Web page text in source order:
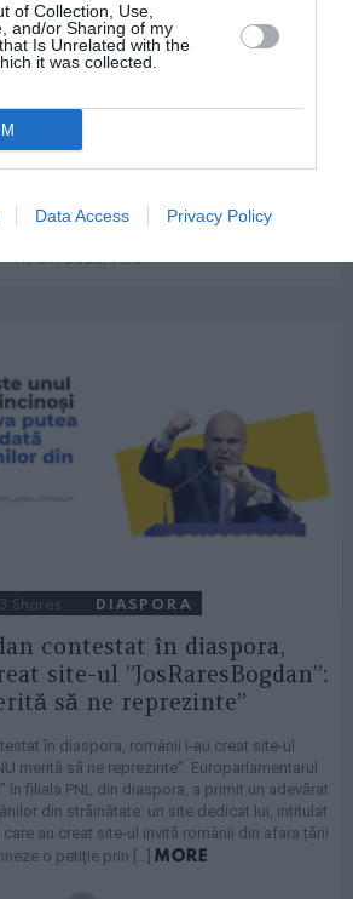
of Collection, Use,
and/or Sharing of my
Is Unrelated with the
it was collected.
Data Access Privacy Policy
ce au agonisit afară”
intră în depresie – Românii întorși din
tot mai des cu probleme psihologice, mai ales
lor din ani de muncă grea se topește
Din ce în ce mai mulți oameni reveniți acasă
Fenomenul a […]
11/09/2023, 9:30
3 Shares DIASPORA
contestat în diaspora,
site-ul ”JosRaresBogdan”:
să ne reprezinte”
în diaspora, românii i-au creat site-ul
merită să ne reprezinte”. Europarlamentarul
în filiala PNL din diaspora, a primit un adevărat
din străinătate: un site dedicat lui, intitulat
care au creat site-ul invită românii din afara țării
o petiție prin […]MORE